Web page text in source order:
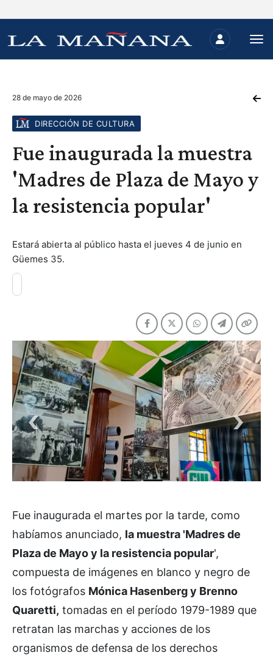
28 de mayo de 2026
DIRECCIÓN DE CULTURA
Fue inaugurada la muestra
'Madres de Plaza de Mayo y
la resistencia popular'
Estará abierta al público hasta el jueves 4 de junio en
Güemes 35.
Fue inaugurada el martes por la tarde, como
habíamos anunciado, la muestra 'Madres de
Plaza de Mayo y la resistencia popular',
compuesta de imágenes en blanco y negro de
los fotógrafos Mónica Hasenberg y Brenno
Quaretti, tomadas en el período 1979-1989 que
retratan las marchas y acciones de los
organismos de defensa de los derechos